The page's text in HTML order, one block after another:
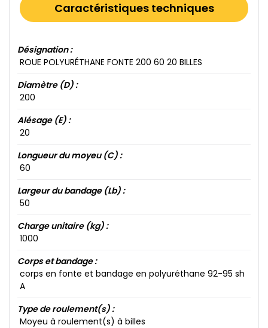
Caractéristiques techniques
Désignation :
ROUE POLYURÉTHANE FONTE 200​ 60​ 20​ BILLES
Diamètre (D) :
200​
Alésage (E) :
20​
Longueur du moyeu (C) :
60​
Largeur du bandage (Lb) :
50​
Charge unitaire (kg) :
1000​
Corps et bandage :
corps en fonte et bandage en polyuréthane 92​-95​ sh
A
Type de roulement(s) :
Moyeu à roulement(s) à billes